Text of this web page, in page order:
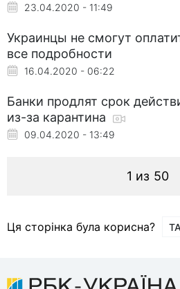
23.04.2020 - 11:49
Украинцы не смогут
все подробности
16.04.2020 - 06:22
Банки продлят срок
из-за карантина
09.04.2020 - 13:49
1 из 50
Ця сторінка була корисна?